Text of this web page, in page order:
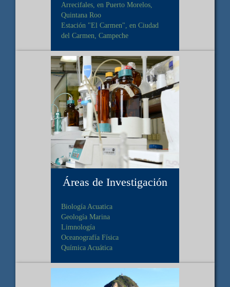
Arrecifales, en Puerto Morelos,
Quintana Roo
Estación "El Carmen", en Ciudad
del Carmen, Campeche
Áreas de Investigación
Biología Acuatica
Geología Marina
Limnología
Oceanografía Física
Química Acuática